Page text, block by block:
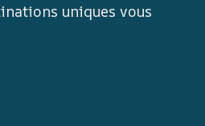
uniques vous